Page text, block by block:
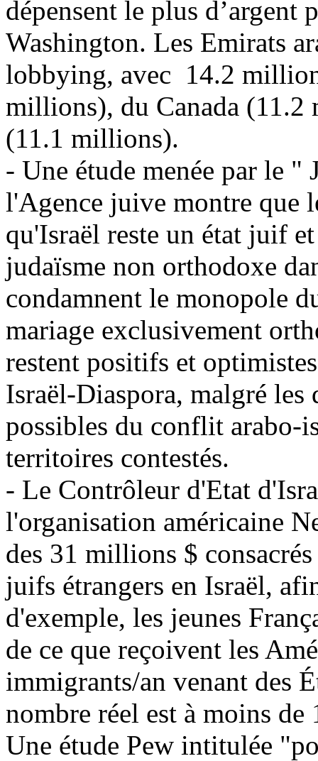
dépensent le plus d’argent
Washington. Les Emirats
lobbying, avec 14.2
millions), du Canada (11.2
(11.1 millions).
- Une étude menée par le
l'Agence juive montre que
qu'Israël reste un état juif
judaïsme non orthodoxe
condamnent le monopole
mariage exclusivement
restent positifs et
Israël-Diaspora, malgré
possibles du conflit arabo-
territoires contestés.
- Le Contrôleur d'Etat
l'organisation américaine
des 31 millions $
juifs étrangers en Israël,
d'exemple, les jeunes
de ce que reçoivent les
immigrants/an venant des
nombre réel est à moins
Une étude Pew intitulée